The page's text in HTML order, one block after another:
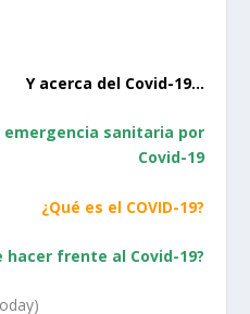
Y acerca del Covid-19…
emergencia sanitaria por
Covid-19
¿Qué es el COVID-19?
hacer frente al Covid-19?